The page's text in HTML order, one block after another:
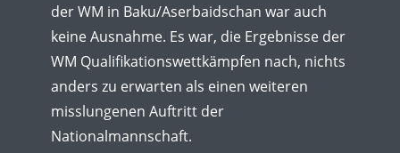
der WM in Baku/Aserbaidschan war auch
keine Ausnahme. Es war, die Ergebnisse der
WM Qualifikationswettkämpfen nach, nichts
anders zu erwarten als einen weiteren
misslungenen Auftritt der
Nationalmannschaft.